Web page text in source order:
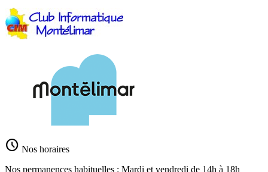
schedule Nos horaires
Nos permanences habituelles : Mardi et vendredi de 14h à 18h